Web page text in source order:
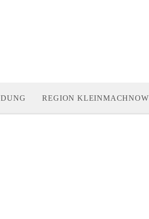
REGION KLEINMACHNOW